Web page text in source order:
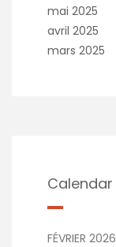
mai 2025
avril 2025
mars 2025
Calendar
FÉVRIER 2026